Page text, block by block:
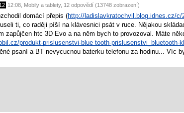
12:08 Mobily a tablety, 12 odpovědí (13748 zobrazení)
domácí přepis (http://ladislavkratochvil.blog.idnes.cz/c/
ti, co raději píší na klávesnici psát v ruce. Nějakou
zapůjčen htc 3D Evo a na něm bych to provozoval. Máte
produkt-prislusenstvi-blue tooth-
psaní a BT nevycucnou baterku telefonu za hodinu... Víc